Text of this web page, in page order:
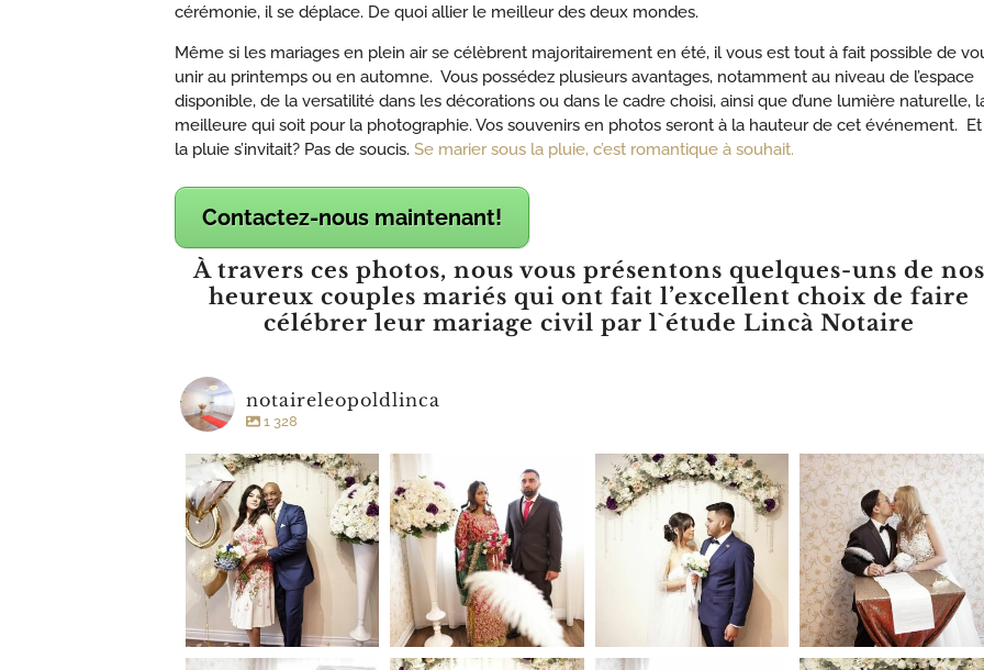
cérémonie, il se déplace. De quoi allier le meilleur des deux mondes.
Même si les mariages en plein air se célèbrent majoritairement en été, il vous est tout à fait possible de
unir au printemps ou en automne. Vous possédez plusieurs avantages, notamment au niveau de l’espace
disponible, de la versatilité dans les décorations ou dans le cadre choisi, ainsi que d’une lumière naturelle,
meilleure qui soit pour la photographie. Vos souvenirs en photos seront à la hauteur de cet événement. Et
la pluie s’invitait? Pas de soucis. Se marier sous la pluie, c’est romantique à souhait.
Contactez-nous maintenant!
À travers ces photos, nous vous présentons quelques-uns de
heureux couples mariés qui ont fait l’excellent choix de faire
célébrer leur mariage civil par l`étude Lincà Notaire
notaireleopoldlinca
1 328